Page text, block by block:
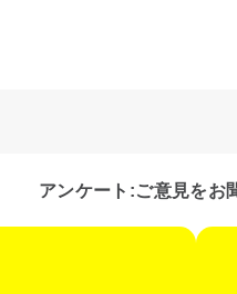
アンケート:ご意見をお